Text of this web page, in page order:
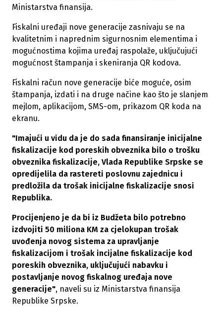
Ministarstva finansija.
Fiskalni uređaji nove generacije zasnivaju se na
kvalitetnim i naprednim sigurnosnim elementima i
mogućnostima kojima uređaj raspolaže, uključujući
mogućnost štampanja i skeniranja QR kodova.
Fiskalni račun nove generacije biće moguće, osim
štampanja, izdati i na druge načine kao što je slanjem
mejlom, aplikacijom, SMS-om, prikazom QR koda na
ekranu.
"Imajući u vidu da je do sada finansiranje inicijalne
fiskalizacije kod poreskih obveznika bilo o trošku
obveznika fiskalizacije, Vlada Republike Srpske se
opredijelila da rastereti poslovnu zajednicu i
predložila da trošak inicijalne fiskalizacije snosi
Republika.
Procijenjeno je da bi iz Budžeta bilo potrebno
izdvojiti 50 miliona KM za cjelokupan trošak
uvođenja novog sistema za upravljanje
fiskalizacijom i trošak incijalne fiskalizacije kod
poreskih obveznika, uključujući nabavku i
postavljanje novog fiskalnog uređaja nove
generacije", naveli su iz Ministarstva finansija
Republike Srpske.